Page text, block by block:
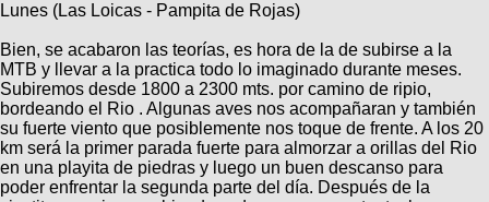
BMX
Ruta,
triatlon
De
todo
Categorias
COMPRO
CANJE
Mi
Tandem
Freerider
TÃ©cnica
MecÃ¡nica
Robadas
Cicloturismo
Salidas
Operadores
de
cicloturismo
Relatos
Usuarios
Ãšltimos
Buscar
Lunes (Las Loicas - Pampita de Rojas)
Bien, se acabaron las teorías, es hora de la de subirse a la
MTB y llevar a la practica todo lo imaginado durante meses.
Subiremos desde 1800 a 2300 mts. por camino de ripio,
bordeando el Rio . Algunas aves nos acompañaran y también
su fuerte viento que posiblemente nos toque de frente. A los 20
km será la primer parada fuerte para almorzar a orillas del Rio
en una playita de piedras y luego un buen descanso para
poder enfrentar la segunda parte del día. Después de la